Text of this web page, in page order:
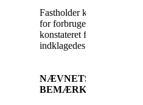
Fastholder krav om betaling
for forbruget, da der ikke er
konstateret fejl inden for
indklagedes ansvarsområde.
NÆVNETS
BEMÆRKNINGER